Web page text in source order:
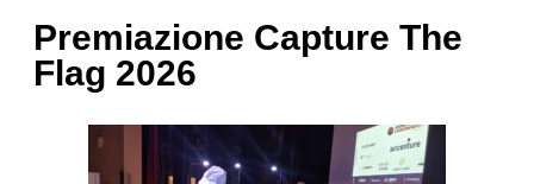
Premiazione Capture The
Flag 2026